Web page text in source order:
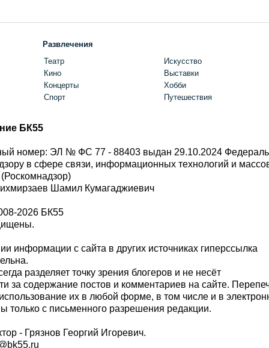
Развлечения
Театр
Кино
Концерты
Спорт
Искусство
Выставки
Хобби
Путешествия
БК55
номер: ЭЛ № ФС 77 - 88403 выдан 29.10.2024
в сфере связи, информационных технологий и
Шамил Кумагаджиевич
2026 БК55
информации с сайта в других источниках гиперссылка
разделяет точку зрения блогеров и не несёт
за содержание постов и комментариев на сайте.
их в любой форме, в том числе и в
с письменного разрешения редакции.
- Грязнов Георгий Игоревич.